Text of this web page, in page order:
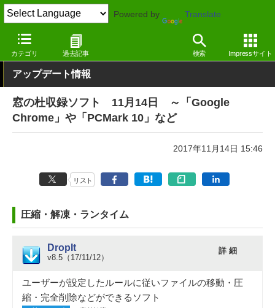
Powered by Translate
カテゴリ 過去記事 検索 Impressサイト
窓の杜 その他の話題 アップデート
アップデート情報
窓の杜収録ソフト 11月14日 ～「Google
Chrome」や「PCMark 10」など
2017年11月14日 15:46
リスト
圧縮・解凍・ランタイム
DropIt
v8.5（17/11/12）
詳 細
ユーザーが設定したルールに従いファイルの移動・圧
縮・完全削除などができるソフト